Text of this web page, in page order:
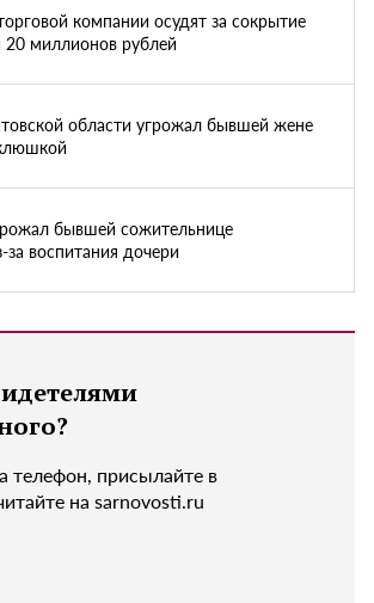
компании осудят за сокрытие
20 миллионов рублей
области угрожал бывшей жене
бывшей сожительнице
за воспитания дочери
телефон, присылайте в
на sarnovosti.ru